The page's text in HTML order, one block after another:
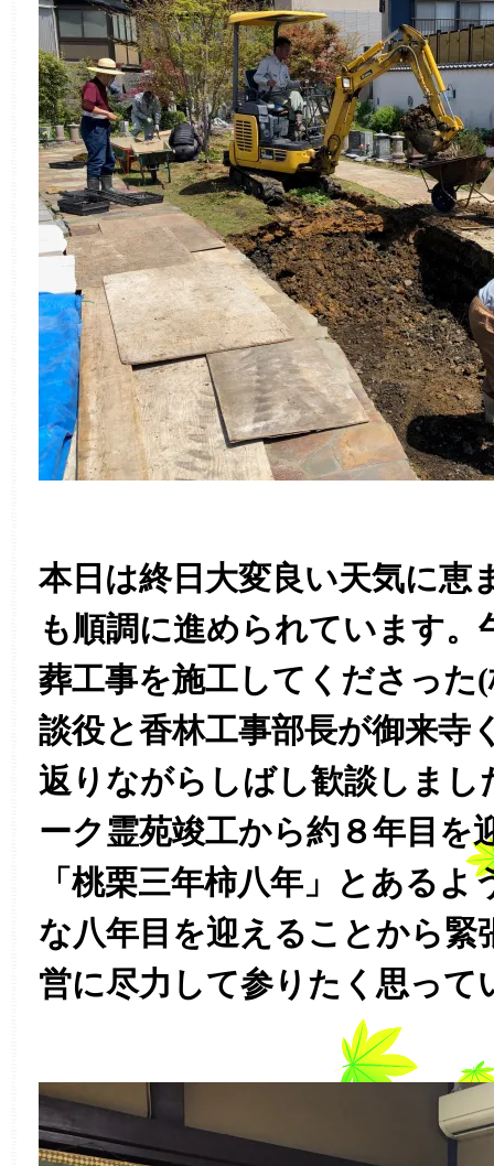
本日は終日大変良い天気に恵
も順調に進められています。
葬工事を施工してくださった
談役と香林工事部長が御来寺
返りながらしばし歓談しまし
ーク霊苑竣工から約８年目を
「桃栗三年柿八年」とある
な八年目を迎えることから緊
営に尽力して参りたく思って